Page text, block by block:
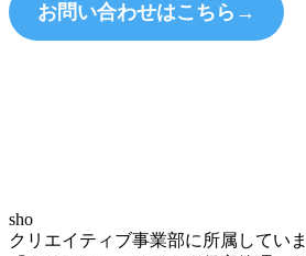
お問い合わせはこちら→
sho
クリエイティブ事業部に所属してい